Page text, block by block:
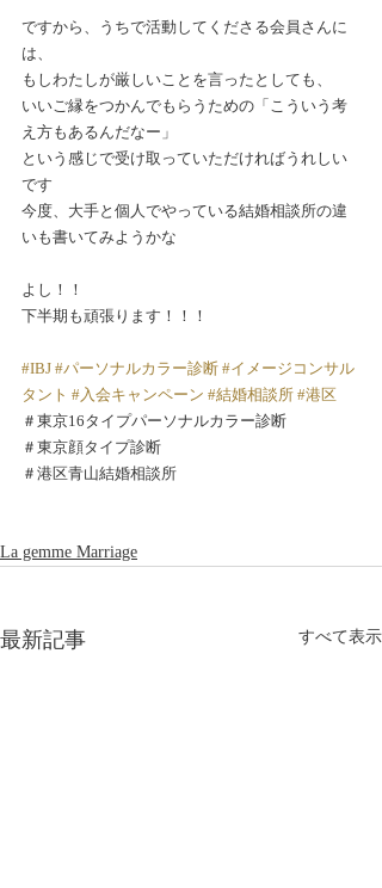
ですから、うちで活動してくださる会員さんに
は、
もしわたしが厳しいことを言ったとしても、
いいご縁をつかんでもらうための「こういう考
え方もあるんだなー」
という感じで受け取っていただければうれしい
です
今度、大手と個人でやっている結婚相談所の違
いも書いてみようかな
よし！！
下半期も頑張ります！！！
#IBJ #パーソナルカラー診断 #イメージコンサル
タント #入会キャンペーン #結婚相談所 #港区
＃東京16タイプパーソナルカラー診断
＃東京顔タイプ診断
＃港区青山結婚相談所
La gemme Marriage
最新記事 すべて表示